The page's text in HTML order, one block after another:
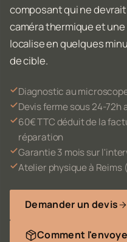
composant qui ne
caméra thermique et
localise en quelques
de cible.
Diagnostic au
Devis ferme sous 24-72h
60€ TTC déduit de la
réparation
Garantie 3 mois sur
Atelier physique à Reims
Demander un devis
Comment